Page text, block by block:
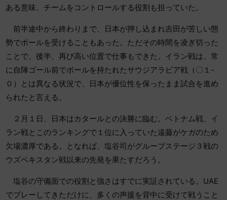
ある意味、チームをコントロールする役割も担っていた。
前半途中から終わりまで、日本が押し込まれ吉田が苦しい態
勢でボールを受けることもあった。ただその時間を凌ぎ切った
ことで、後半、再び高い位置で仕事もできた。イラン戦は、常
に自陣ゴール前でボールを持たれたサウジアラビア戦（〇１-
０）とは異なる状況で、日本が優位性を保ったまま試合を進め
られたと言える。
２月１日、日本はカタールとの決勝に臨む。ベトナム戦、イ
ラン戦とこのランキングで１位に入っていた遠藤がケガのため
欠場濃厚である。となれば、塩谷司がグループステージ３戦の
ウズベキスタン戦以来の先発を果たすだろう。
塩谷の守備面での役割と強さはすでに実証されている。UAE
でプレーしてきただけに、多くの声援を背中に受けて戦うこと